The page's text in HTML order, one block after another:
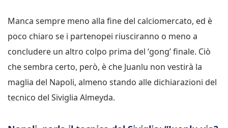
Manca sempre meno alla fine del calciomercato, ed è
poco chiaro se i partenopei riusciranno o meno a
concludere un altro colpo prima del ‘gong’ finale. Ciò
che sembra certo, però, è che Juanlu non vestirà la
maglia del Napoli, almeno stando alle dichiarazioni del
tecnico del Siviglia Almeyda.